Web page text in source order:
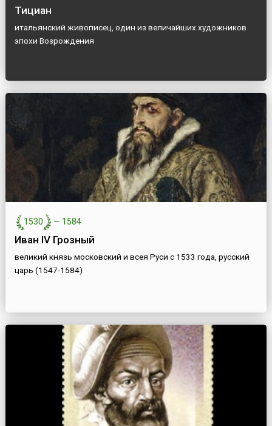
Тициан
итальянский живописец, один из величайших художников
эпохи Возрождения
1530 — 1584
Иван IV Грозный
великий князь московский и всея Руси с 1533 года, русский
царь (1547-1584)